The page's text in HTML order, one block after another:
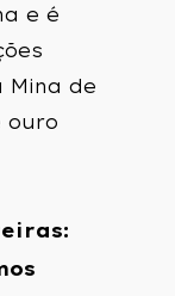
e é
Mina de
ouro